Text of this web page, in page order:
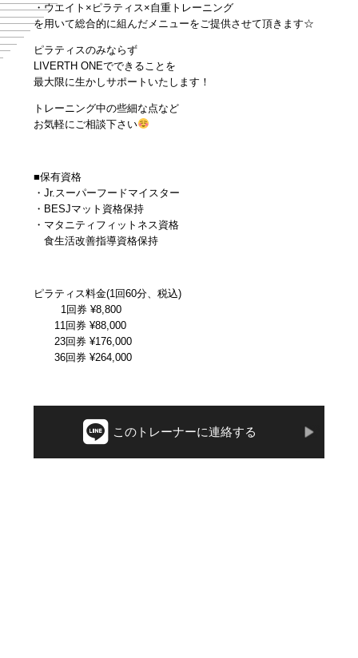
・ウエイト×ピラティス×自重トレーニング
を用いて総合的に組んだメニューを ご提供させて頂きます☆
ピラティスのみならず
LIVERTH ONEでできることを
最大限に生かしサポートいたします！
トレーニング中の些細な点など
お気軽にご相談下さい
■保有資格
・Jr.スーパーフードマイスター
・BESJマット資格保持
・マタニティフィットネス資格
食生活改善指導資格保持
ピラティス料金(1回60分、税込)
1回券 ¥8,800
11回券 ¥88,000
23回券 ¥176,000
36回券 ¥264,000
このトレーナーに連絡する